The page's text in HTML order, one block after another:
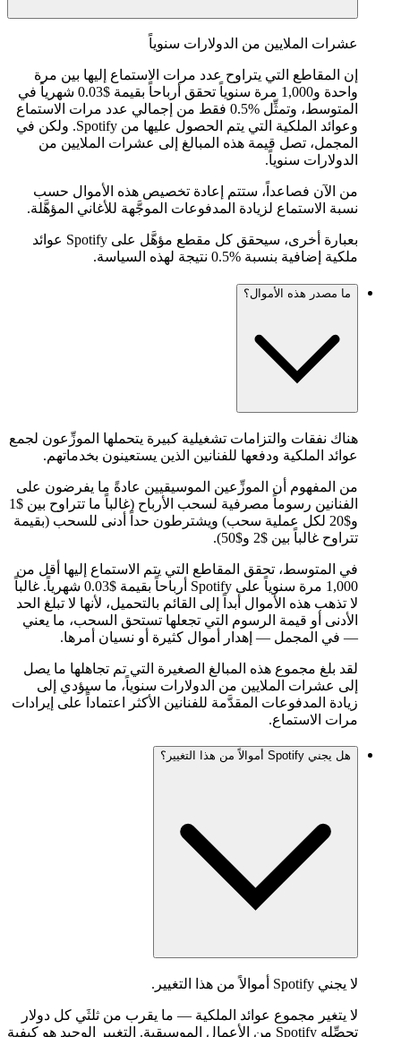
عشرات الملايين من الدولارات سنوياً
إن المقاطع التي يتراوح عدد مرات الاستماع إليها بين مرة
واحدة و1,000 مرة سنوياً تحقق أرباحاً بقيمة $0.03 شهرياً في
المتوسط، وتمثِّل %0.5 فقط من إجمالي عدد مرات الاستماع
وعوائد الملكية التي يتم الحصول عليها من Spotify. ولكن في
المجمل، تصل قيمة هذه المبالغ إلى عشرات الملايين من
الدولارات سنوياً.
من الآن فصاعداً، ستتم إعادة تخصيص هذه الأموال حسب
نسبة الاستماع لزيادة المدفوعات الموجَّهة للأغاني المؤهَّلة.
بعبارة أخرى، سيحقق كل مقطع مؤهَّل على Spotify عوائد
ملكية إضافية بنسبة %0.5 نتيجة لهذه السياسة.
ما مصدر هذه الأموال؟
هناك نفقات والتزامات تشغيلية كبيرة يتحملها الموزِّعون لجمع
عوائد الملكية ودفعها للفنانين الذين يستعينون بخدماتهم.
من المفهوم أن الموزِّعين الموسيقيين عادةً ما يفرضون على
الفنانين رسوماً مصرفية لسحب الأرباح (غالباً ما تتراوح بين $1
و$20 لكل عملية سحب) ويشترطون حداً أدنى للسحب (بقيمة
تتراوح غالباً بين $2 و$50).
في المتوسط، تحقق المقاطع التي يتم الاستماع إليها أقل من
1,000 مرة سنوياً على Spotify أرباحاً بقيمة $0.03 شهرياً. غالباً
لا تذهب هذه الأموال أبداً إلى القائم بالتحميل، لأنها لا تبلغ الحد
الأدنى أو قيمة الرسوم التي تجعلها تستحق السحب، ما يعني
— في المجمل — إهدار أموال كثيرة أو نسيان أمرها.
لقد بلغ مجموع هذه المبالغ الصغيرة التي تم تجاهلها ما يصل
إلى عشرات الملايين من الدولارات سنوياً، ما سيؤدي إلى
زيادة المدفوعات المقدَّمة للفنانين الأكثر اعتماداً على إيرادات
مرات الاستماع.
هل يجني Spotify أموالاً من هذا التغيير؟
لا يجني Spotify أموالاً من هذا التغيير.
لا يتغير مجموع عوائد الملكية — ما يقرب من ثلثَي كل دولار
تحصِّله Spotify من الأعمال الموسيقية. التغيير الوحيد هو كيفية